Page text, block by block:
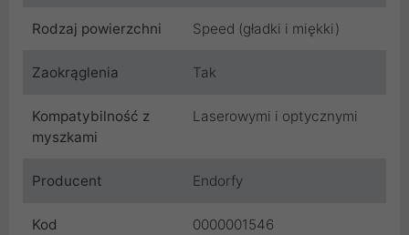
Rodzaj powierzchni Speed (gładki i miękki)
Zaokrąglenia Tak
Kompatybilność z
myszkami
Laserowymi i optycznymi
Producent Endorfy
Kod 0000001546